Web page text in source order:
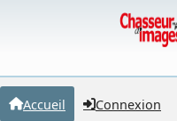
Accueil Connexion